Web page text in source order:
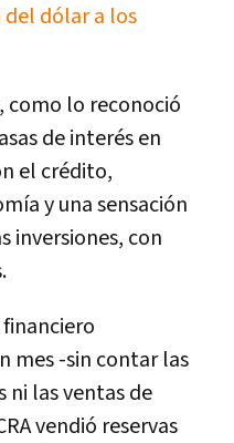
dólar a los
como lo reconoció
de interés en
el crédito,
y una sensación
inversiones, con
mes -sin contar las
ni las ventas de
vendió reservas